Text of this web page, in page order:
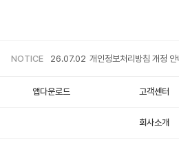
NOTICE 26.07.02 개인정보처리방침 개정
25.12.05 개인정보처리방침 개정 안내
개인정보처리방침 개정 안내
앱다운로드 고객센터
회사소개